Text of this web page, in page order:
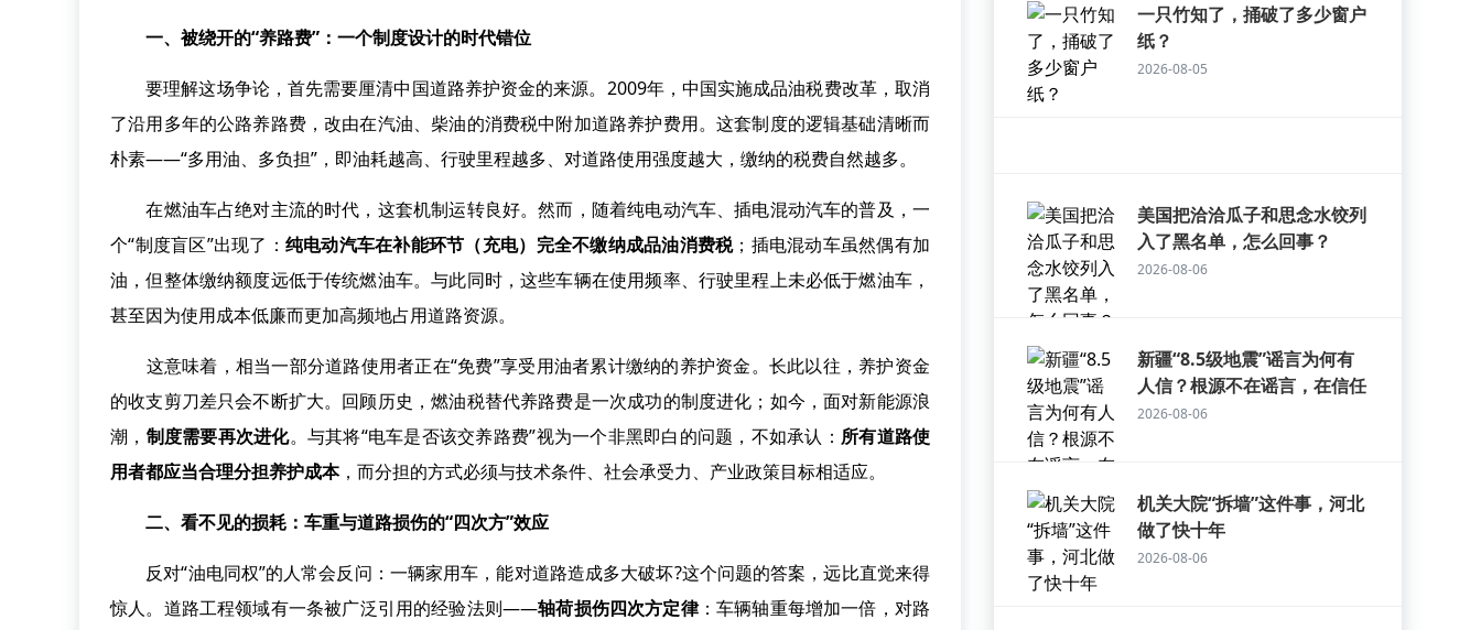
一、被绕开的“养路费”：一个制度设计的时代错位
要理解这场争论，首先需要厘清中国道路养护资金的来源。2009年，中国实施成品油税费改革，取消
了沿用多年的公路养路费，改由在汽油、柴油的消费税中附加道路养护费用。这套制度的逻辑基础清晰而
朴素——“多用油、多负担”，即油耗越高、行驶里程越多、对道路使用强度越大，缴纳的税费自然越多。
在燃油车占绝对主流的时代，这套机制运转良好。然而，随着纯电动汽车、插电混动汽车的普及，一
个“制度盲区”出现了： 纯电动汽车在补能环节（充电）完全不缴纳成品油消费税；插电混动车虽然偶有加
油，但整体缴纳额度远低于传统燃油车。与此同时，这些车辆在使用频率、行驶里程上未必低于燃油车，
甚至因为使用成本低廉而更加高频地占用道路资源。
这意味着，相当一部分道路使用者正在“免费”享受用油者累计缴纳的养护资金。长此以往，养护资金
的收支剪刀差只会不断扩大。回顾历史，燃油税替代养路费是一次成功的制度进化；如今，面对新能源浪
潮， 制度需要再次进化。与其将“电车是否该交养路费”视为一个非黑即白的问题，不如承认： 所有道路使
用者都应当合理分担养护成本，而分担的方式必须与技术条件、社会承受力、产业政策目标相适应。
二、看不见的损耗：车重与道路损伤的“四次方”效应
反对“油电同权”的人常会反问：一辆家用车，能对道路造成多大破坏?这个问题的答案，远比直觉来得
惊人。道路工程领域有一条被广泛引用的经验法则——轴荷损伤四次方定律：车辆轴重每增加一倍，对路
一只竹知了，捅破了多少窗户
纸？
2026-08-05
美国把洽洽瓜子和思念水饺列
入了黑名单，怎么回事？
2026-08-06
新疆“8.5级地震”谣言为何有
人信？根源不在谣言，在信任
2026-08-06
机关大院“拆墙”这件事，河北
做了快十年
2026-08-06